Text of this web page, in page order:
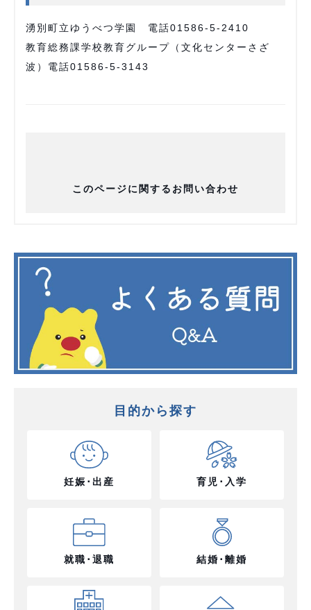
湧別町立ゆうべつ学園 電話01586-5-2410
教育総務課学校教育グループ（文化センターさざ
波）電話01586-5-3143
このページに関するお問い合わせ
目的から探す
妊娠･出産 育児･入学
就職･退職 結婚･離婚